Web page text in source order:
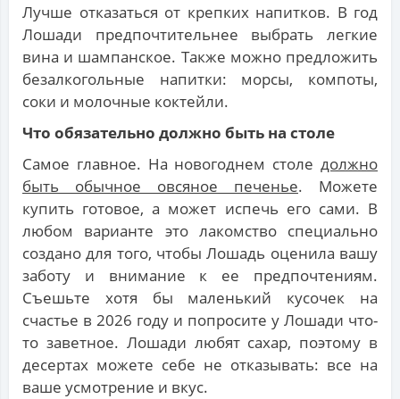
Лучше отказаться от крепких напитков. В год
Лошади предпочтительнее выбрать легкие
вина и шампанское. Также можно предложить
безалкогольные напитки: морсы, компоты,
соки и молочные коктейли.
Что обязательно должно быть на столе
Самое главное. На новогоднем столе должно
быть обычное овсяное печенье. Можете
купить готовое, а может испечь его сами. В
любом варианте это лакомство специально
создано для того, чтобы Лошадь оценила вашу
заботу и внимание к ее предпочтениям.
Съешьте хотя бы маленький кусочек на
счастье в 2026 году и попросите у Лошади что-
то заветное. Лошади любят сахар, поэтому в
десертах можете себе не отказывать: все на
ваше усмотрение и вкус.